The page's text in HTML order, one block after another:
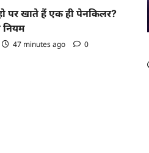
पर खाते हैं एक ही पेनकिलर?
47 minutes ago 0